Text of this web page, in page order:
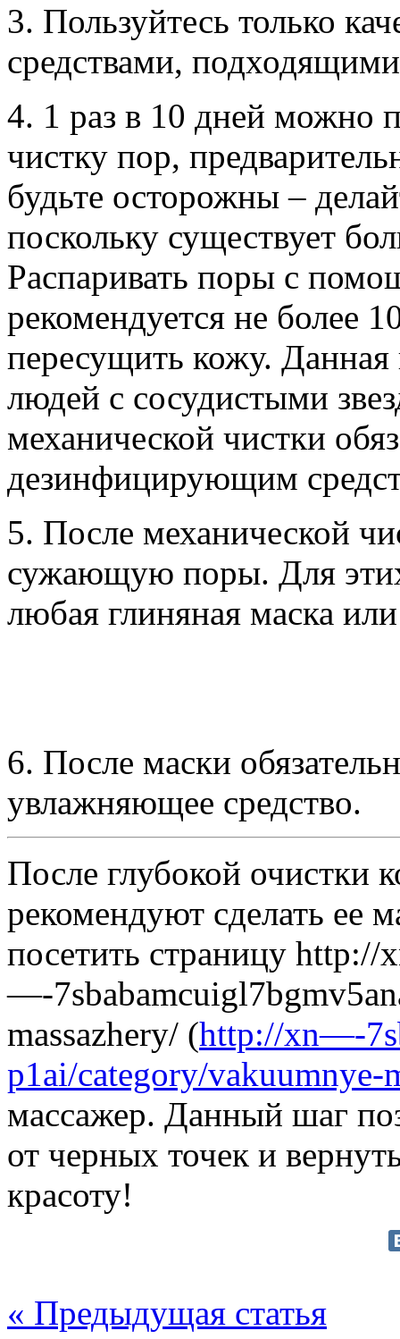
3. Пользуйтесь только
средствами,
4. 1 раз в 10 дней можно
чистку пор,
будьте осторожны –
поскольку существует
Распаривать поры с
рекомендуется не более
пересущить кожу.
людей с сосудистыми
механической чистки
дезинфицирующим
5. После механической
сужающую поры. Для
любая глиняная маска
6. После маски
увлажняющее средство.
После глубокой очистки
рекомендуют сделать ее
посетить страницу http://
—-
massazhery/ (http://xn—-
p1ai/category/vakuumnye-
массажер. Данный шаг
от черных точек и
красоту!
« Предыдущая статья